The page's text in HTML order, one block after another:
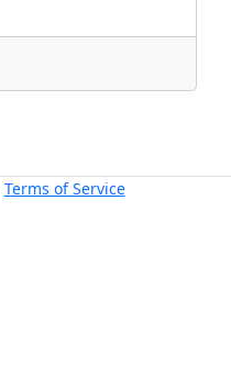
Terms of Service